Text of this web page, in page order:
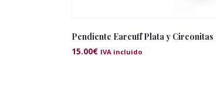
Pendiente Earcuff Plata y Circonitas
15.00€ IVA incluido